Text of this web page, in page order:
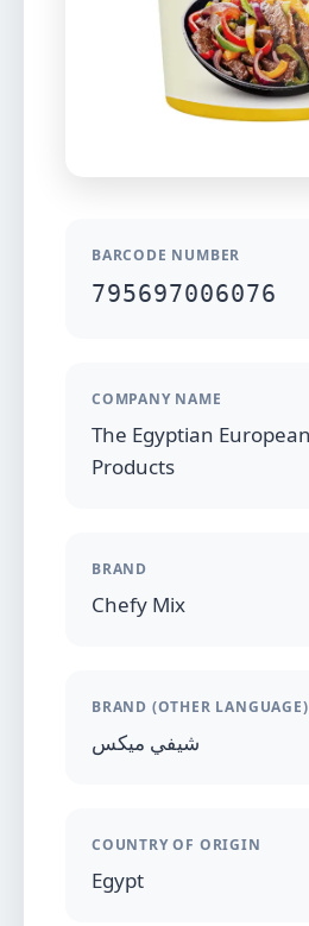
BARCODE NUMBER
795697006076
COMPANY NAME
The Egyptian
Products
BRAND
Chefy Mix
BRAND (OTHER LANGUAGE)
شيفي ميكس
COUNTRY OF ORIGIN
Egypt